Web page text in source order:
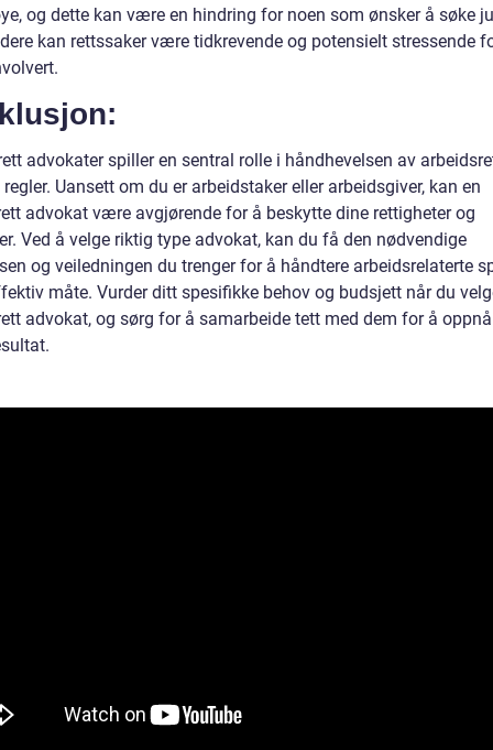
og dette kan være en hindring for noen som ønsker å søke
kan rettssaker være tidkrevende og potensielt stressende
advokater spiller en sentral rolle i håndhevelsen av
Uansett om du er arbeidstaker eller arbeidsgiver, kan en
advokat være avgjørende for å beskytte dine rettigheter og
Ved å velge riktig type advokat, kan du få den nødvendige
og veiledningen du trenger for å håndtere arbeidsrelaterte
måte. Vurder ditt spesifikke behov og budsjett når du
advokat, og sørg for å samarbeide tett med dem for å